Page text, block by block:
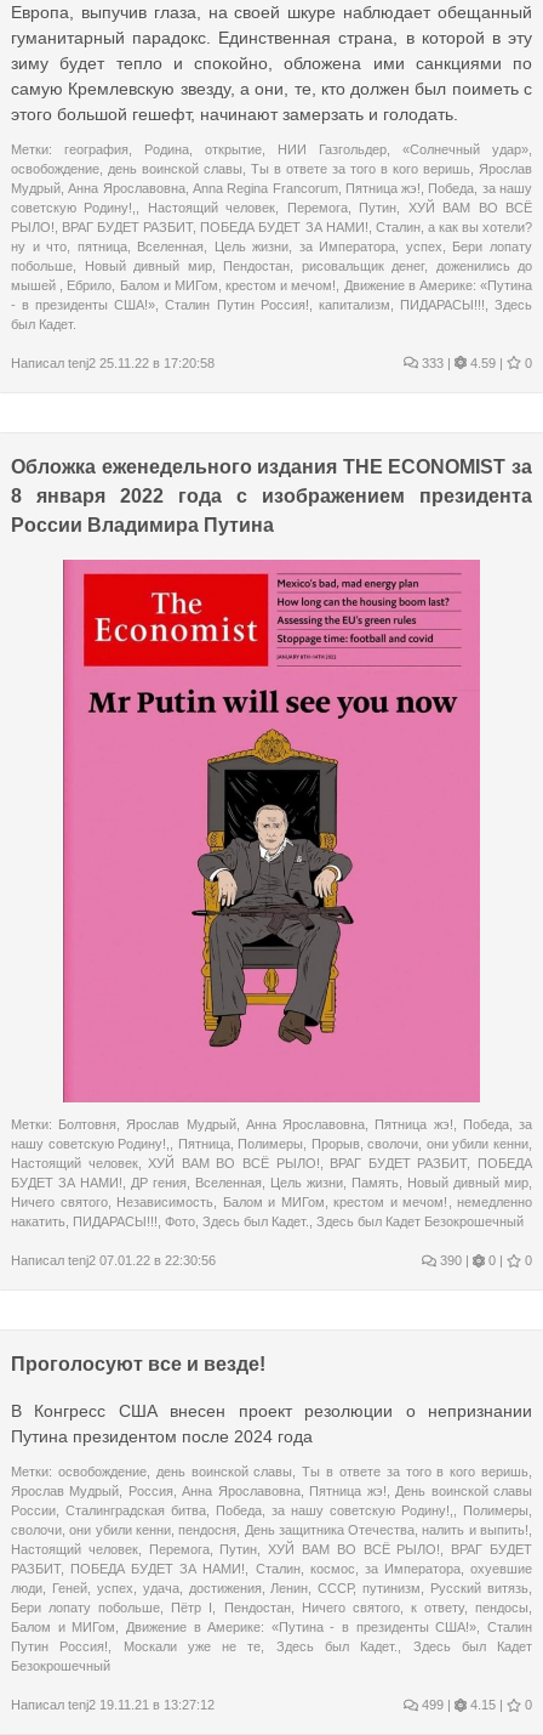
Европа, выпучив глаза, на своей шкуре наблюдает обещанный
гуманитарный парадокс. Единственная страна, в которой в эту
зиму будет тепло и спокойно, обложена ими санкциями по
самую Кремлевскую звезду, а они, те, кто должен был поиметь с
этого большой гешефт, начинают замерзать и голодать.
Метки: география Родина открытие НИИ Газгольдер «Солнечный удар»
освобождение
день воинской славы Ты в ответе за того в кого веришь
Ярослав
Мудрый ,Анна Ярославовна, Anna Regina Francorum, Пятница жэ! Победа за нашу
советскую Родину!,
Настоящий человек Перемога, Путин
ХУЙ ВАМ ВО ВСЁ
РЫЛО!
ВРАГ БУДЕТ РАЗБИТ, ПОБЕДА БУДЕТ ЗА НАМИ! Сталин, а как вы хотели?
ну и что
пятница, Вселенная Цель жизни за Императора успех
Бери лопату
побольше
Новый дивный мир, Пендостан рисовальщик денег,
доженились до
мышей
Ебрило Балом и МИГом ,крестом и мечом!
Движение в Америке: «Путина
- в президенты США!» ,Сталин Путин Россия! капитализм ПИДАРАСЫ!!! ,Здесь
был Кадет.
Написал tenj2 25.11.22 в 17:20:58 333 | 4.59 | 0
Обложка еженедельного издания THE ECONOMIST за
8 января 2022 года с изображением президента
России Владимира Путина
Метки: Болтовня Ярослав Мудрый, Анна Ярославовна Пятница жэ! Победа,за
нашу советскую Родину!,
Пятница, Полимеры Прорыв,сволочи они убили кенни
Настоящий человек, ХУЙ ВАМ ВО ВСЁ РЫЛО! ВРАГ БУДЕТ РАЗБИТ, ПОБЕДА
БУДЕТ ЗА НАМИ!
ДР гения Вселенная Цель жизни Память Новый дивный мир
Ничего святого, Независимость Балом и МИГом ,крестом и мечом! ,немедленно
накатить
ПИДАРАСЫ!!! Фото Здесь был Кадет. Здесь был Кадет Безокрошечный
Написал tenj2 07.01.22 в 22:30:56 390 | 0 | 0
Проголосуют все и везде!
В Конгресс США внесен проект резолюции о непризнании
Путина президентом после 2024 года
Метки: освобождение, день воинской славы ,Ты в ответе за того в кого веришь
Ярослав Мудрый
Россия ,Анна Ярославовна, Пятница жэ!
День воинской славы
России
Сталинградская битва Победа за нашу советскую Родину!, Полимеры
сволочи ,они убили кенни,пендосня День защитника Отечества ,налить и выпить!
Настоящий человек, Перемога, Путин ХУЙ ВАМ ВО ВСЁ РЫЛО!
ВРАГ БУДЕТ
РАЗБИТ, ПОБЕДА БУДЕТ ЗА НАМИ! Сталин, космос за Императора,охуевшие
люди
Геней, успех удача, достижения Ленин ,СССР,путинизм Русский витязь
Бери лопату побольше
Пётр I Пендостан, Ничего святого, к ответу,пендосы
Балом и МИГом
Движение в Америке: «Путина - в президенты США!» ,Сталин
Путин Россия!
Москали уже не те Здесь был Кадет.
Здесь был Кадет
Безокрошечный
Написал tenj2 19.11.21 в 13:27:12 499 | 4.15 | 0